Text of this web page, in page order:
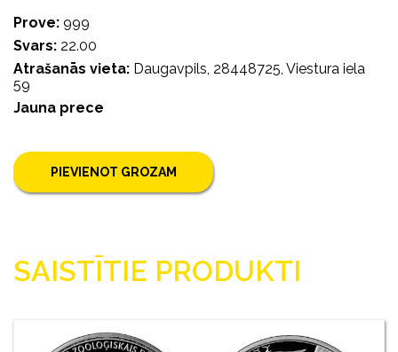
Prove: 999
Svars: 22.00
Atrašanās vieta: Daugavpils, 28448725, Viestura iela
59
Jauna prece
PIEVIENOT GROZAM
SAISTĪTIE PRODUKTI